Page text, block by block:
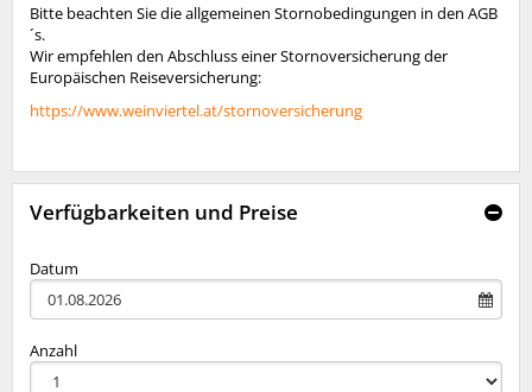
Bitte beachten Sie die allgemeinen Stornobedingungen in den AGB
´s.
Wir empfehlen den Abschluss einer Stornoversicherung der
Europäischen Reiseversicherung:
https://www.weinviertel.at/stornoversicherung
Verfügbarkeiten und Preise
Datum
Anzahl